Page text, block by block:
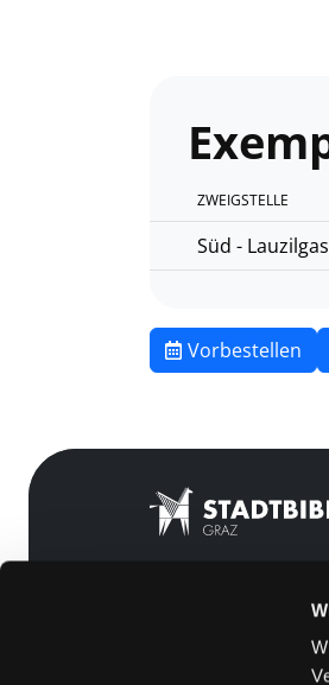
ZWEIGSTELLE
Süd -
Vorbestellen